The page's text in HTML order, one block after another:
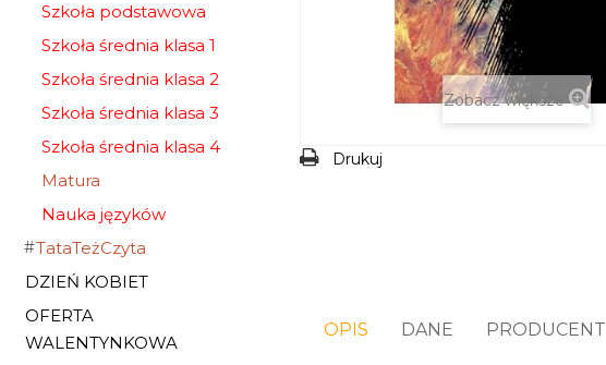
Szkoła podstawowa
Szkoła średnia klasa 1
Szkoła średnia klasa 2
Szkoła średnia klasa 3
Szkoła średnia klasa 4
Matura
Nauka języków
TataTeżCzyta
DZIEŃ KOBIET
OFERTA
WALENTYNKOWA
Zobacz większe
Drukuj
OPIS DANE PRODUCENT